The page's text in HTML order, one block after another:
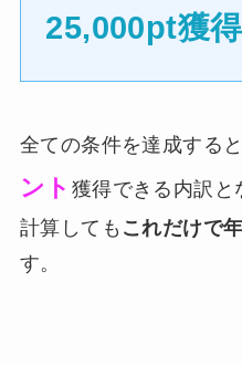
25,000pt獲得
全ての条件を達成すると
ント 獲得できる内訳
計算しても これだけで
す。